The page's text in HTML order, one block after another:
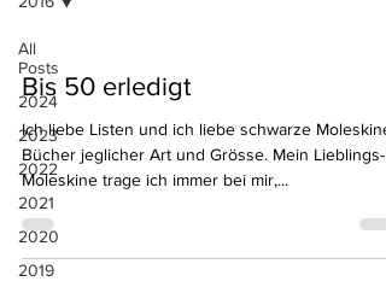
All
Posts
2024
2023
2022
2021
2020
2019
Bis 50 erledigt
Ich liebe Listen und ich liebe schwarze Moleskine-
Bücher jeglicher Art und Grösse. Mein Lieblings-
Moleskine trage ich immer bei mir,...